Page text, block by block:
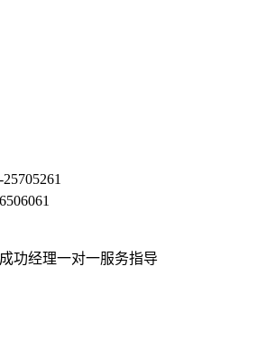
功经理一对一服务指导